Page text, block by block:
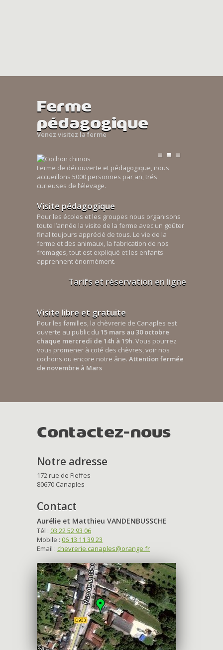
Ferme
pédagogique
Venez visitez la ferme
Ferme de découverte et pédagogique, nous
accueillons 5000 personnes par an, trés
curieuses de l’élevage.
Visite pédagogique
Pour les écoles et les groupes nous organisons
toute l’année la visite de la ferme avec un goûter
final toujours apprécié de tous. Le vie de la
ferme et des animaux, la fabrication de nos
fromages, tout est expliqué et les enfants
apprennent énormément.
Tarifs et réservation en ligne
Visite libre et gratuite
Pour les familles, la chèvrerie de Canaples est
ouverte au public du 15 mars au 30 octobre
chaque mercredi de 14h à 19h. Vous pourrez
vous promener à coté des chèvres, voir nos
cochons ou encore notre âne. Attention fermée
de novembre à Mars
Contactez-nous
Notre adresse
172 rue de Fieffes
80670 Canaples
Contact
Aurélie et Matthieu VANDENBUSSCHE
Tél : 03 22 52 93 06
Mobile : 06 13 11 39 23
Email : chevrerie.canaples@orange.fr